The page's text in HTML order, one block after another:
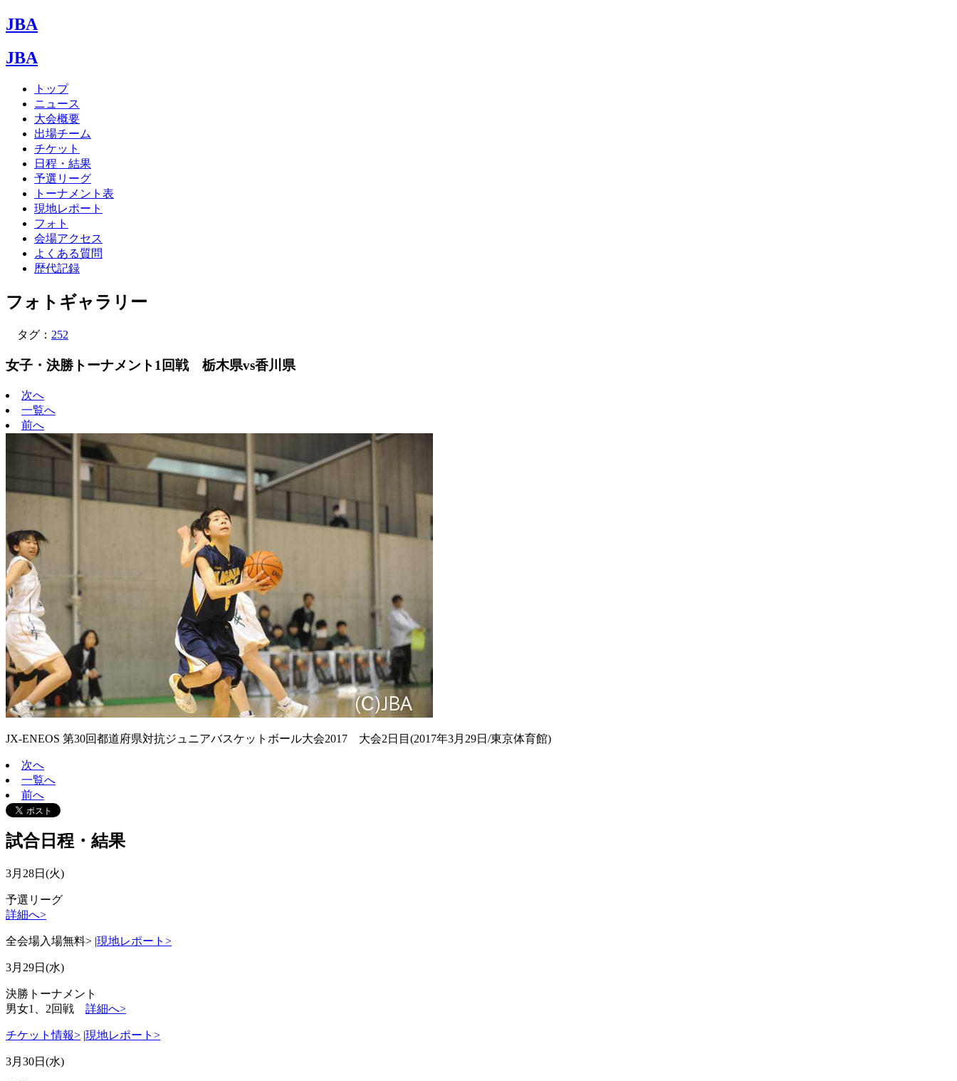
JBA
JBA
トップ
ニュース
大会概要
出場チーム
チケット
日程・結果
予選リーグ
トーナメント表
現地レポート
フォト
会場アクセス
よくある質問
歴代記録
フォトギャラリー
タグ： 252
女子・決勝トーナメント1回戦 栃木県vs香川県
次へ
一覧へ
前へ
JX-ENEOS 第30回都道府県対抗ジュニアバスケットボール大会2017 大会2日目(2017年3月29日/東京体育館)
次へ
一覧へ
前へ
試合日程・結果
3月28日(火)
予選リーグ
詳細へ>
全会場入場無料> |現地レポート>
3月29日(水)
決勝トーナメント
男女1、2回戦 詳細へ>
チケット情報> |現地レポート>
3月30日(水)